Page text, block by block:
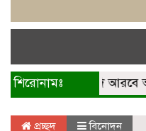
শিরোনামঃসৌদি আরবে
প্রচ্ছদ বিনোদন